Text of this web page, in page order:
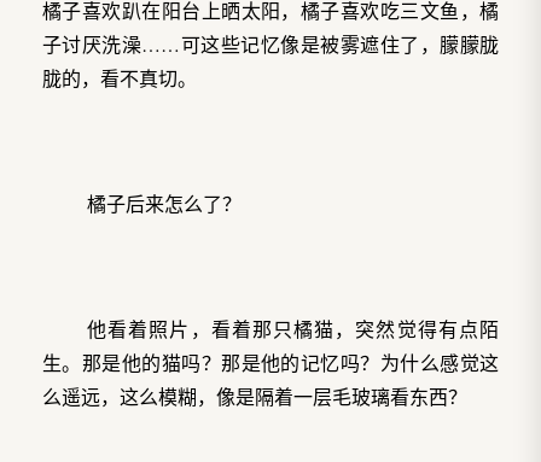
橘子喜欢趴在阳台上晒太阳，橘子喜欢吃三文鱼，橘
子讨厌洗澡……可这些记忆像是被雾遮住了，朦朦胧
胧的，看不真切。
橘子后来怎么了？
他看着照片，看着那只橘猫，突然觉得有点陌
生。那是他的猫吗？那是他的记忆吗？为什么感觉这
么遥远，这么模糊，像是隔着一层毛玻璃看东西？